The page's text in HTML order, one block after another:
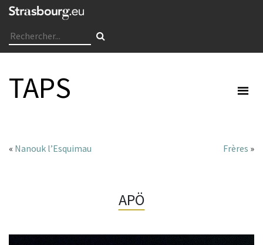
TAPS
« Nanouk l’Esquimau Frères »
APÖ